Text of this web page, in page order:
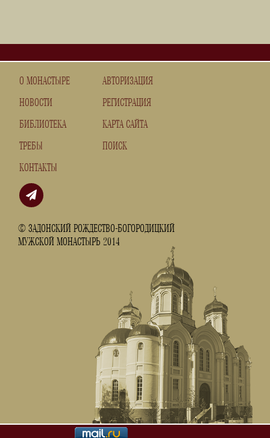
О МОНАСТЫРЕ
НОВОСТИ
БИБЛИОТЕКА
ТРЕБЫ
КОНТАКТЫ
© ЗАДОНСКИЙ РОЖДЕСТВО-БОГОРОДИЦКИЙ
МУЖСКОЙ МОНАСТЫРЬ 2014
АВТОРИЗАЦИЯ
РЕГИСТРАЦИЯ
КАРТА САЙТА
ПОИСК